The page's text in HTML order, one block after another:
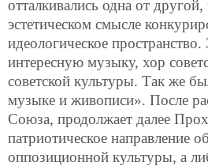
отталкивались одна от
эстетическом смысле
идеологическое
интересную музыку, хор
советской культуры. Так же
музыке и живописи». После
Союза, продолжает далее
патриотическое направление
оппозиционной культуры, а